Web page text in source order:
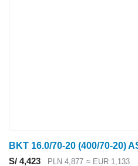
BKT 16.0/70-20 (400/70-20)
S/ 4,423
PLN 4,877 ≈ EUR 1,133